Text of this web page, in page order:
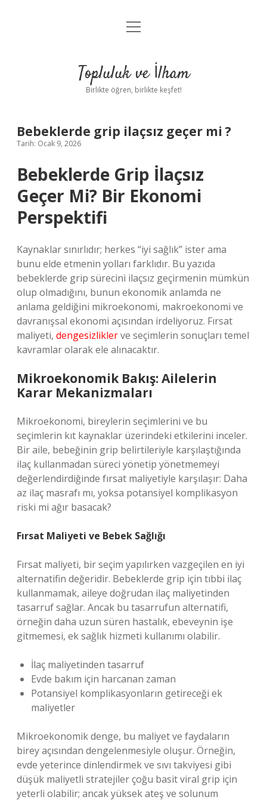
Anasayfa
Yasal Uyarı
menüyü
Topluluk ve İlham
Birlikte öğren, birlikte keşfet!
Bebeklerde grip ilaçsız geçer mi ?
Tarih: Ocak 9, 2026
Bebeklerde Grip İlaçsız
Geçer Mi? Bir Ekonomi
Perspektifi
Kaynaklar sınırlıdır; herkes “iyi sağlık” ister ama
bunu elde etmenin yolları farklıdır. Bu yazıda
bebeklerde grip sürecini ilaçsız geçirmenin mümkün
olup olmadığını, bunun ekonomik anlamda ne
anlama geldiğini mikroekonomi, makroekonomi ve
davranışsal ekonomi açısından irdeliyoruz. Fırsat
maliyeti, dengesizliklerve seçimlerin sonuçları temel
kavramlar olarak ele alınacaktır.
Mikroekonomik Bakış: Ailelerin
Karar Mekanizmaları
Mikroekonomi, bireylerin seçimlerini ve bu
seçimlerin kıt kaynaklar üzerindeki etkilerini inceler.
Bir aile, bebeğinin grip belirtileriyle karşılaştığında
ilaç kullanmadan süreci yönetip yönetmemeyi
değerlendirdiğinde fırsat maliyetiyle karşılaşır: Daha
az ilaç masrafı mı, yoksa potansiyel komplikasyon
riski mi ağır basacak?
Fırsat Maliyeti ve Bebek Sağlığı
Fırsat maliyeti, bir seçim yapılırken vazgeçilen en iyi
alternatifin değeridir. Bebeklerde grip için tıbbi ilaç
kullanmamak, aileye doğrudan ilaç maliyetinden
tasarruf sağlar. Ancak bu tasarrufun alternatifi,
örneğin daha uzun süren hastalık, ebeveynin işe
gitmemesi, ek sağlık hizmeti kullanımı olabilir.
İlaç maliyetinden tasarruf
Evde bakım için harcanan zaman
Potansiyel komplikasyonların getireceği ek
maliyetler
Mikroekonomik denge, bu maliyet ve faydaların
birey açısından dengelenmesiyle oluşur. Örneğin,
evde yeterince dinlendirmek ve sıvı takviyesi gibi
düşük maliyetli stratejiler çoğu basit viral grip için
yeterli olabilir; ancak yüksek ateş ve solunum